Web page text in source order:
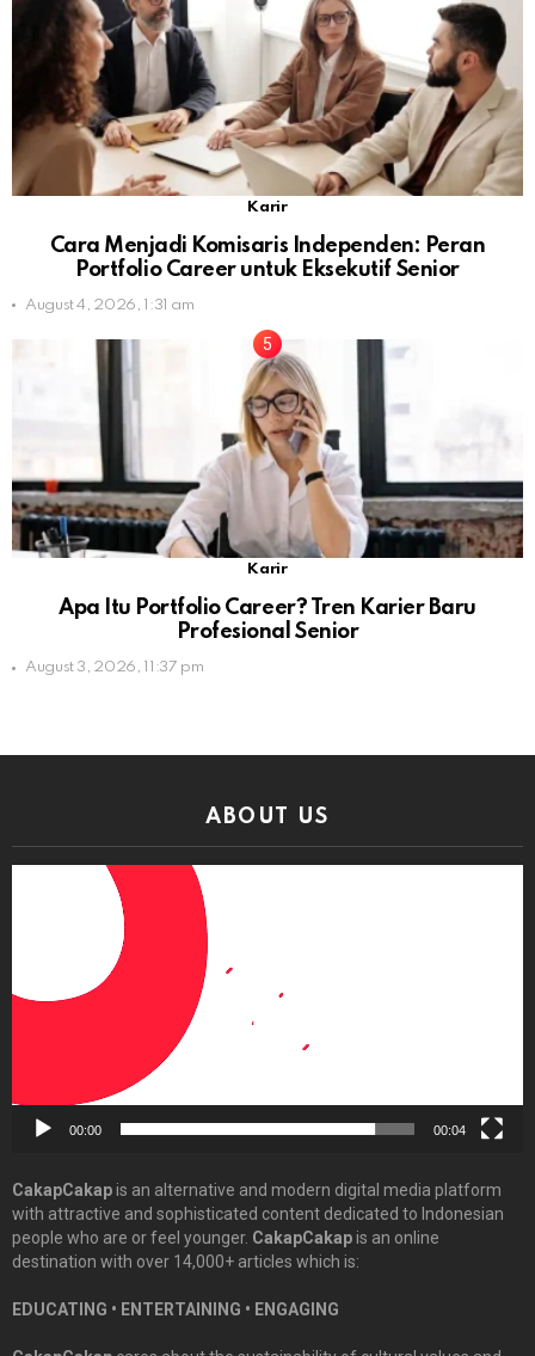
Karir
Cara Menjadi Komisaris Independen: Peran
Portfolio Career untuk Eksekutif Senior
August 4, 2026, 1:31 am
Karir
Apa Itu Portfolio Career? Tren Karier Baru
Profesional Senior
August 3, 2026, 11:37 pm
ABOUT US
00:00 00:04
CakapCakapis an alternative and modern digital media platform
with attractive and sophisticated content dedicated to Indonesian
people who are or feel younger. CakapCakapis an online
destination with over 14,000+ articles which is:
EDUCATING • ENTERTAINING • ENGAGING